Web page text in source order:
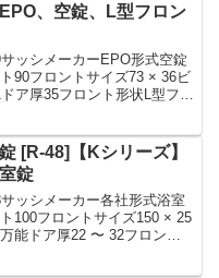
、空錠、L型フロン
ッシメーカーEPO形式空錠
90フロントサイズ73 × 36ビ
ア厚35フロント形状L型フロ
[R-48]【Kシリーズ】
錠
ッシメーカー各社形式浴室
100フロントサイズ150 × 25
能ドア厚22 〜 32フロント